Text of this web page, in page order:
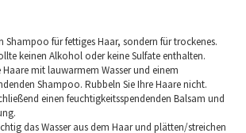
Shampoo für fettiges Haar, sondern für trockenes.
keinen Alkohol oder keine Sulfate enthalten.
Haare mit lauwarmem Wasser und einem
Shampoo. Rubbeln Sie Ihre Haare nicht.
einen feuchtigkeitsspendenden Balsam und
das Wasser aus dem Haar und plätten/streichen